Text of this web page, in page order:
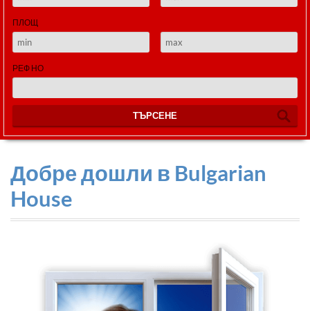
ПЛОЩ
РЕФ НО
ТЪРСЕНЕ
Добре дошли в Bulgarian
House